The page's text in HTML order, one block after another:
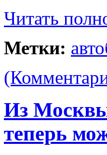
Читать
Метки:
Из
теперь